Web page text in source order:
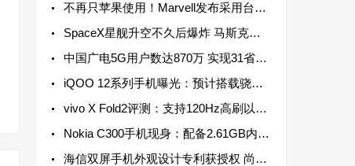
不再只苹果使用！Marvell发布采用台积电3纳米制程资料中心芯片
SpaceX星舰升空不久后爆炸 马斯克：数月后再进行一次飞行测试
中国广电5G用户数达870万 实现31省5G网络服务全覆盖
iQOO 12系列手机曝光：预计搭载骁龙8 Gen 3芯片 于2023年底发布
vivo X Fold2评测：支持120Hz高刷以及LTPO动态高刷，兼顾流畅和省电
Nokia C300手机现身：配备2.61GB内存 单核成绩为306分
海信双屏手机外观设计专利获授权 尚不清楚是否会实装于海信手机之上